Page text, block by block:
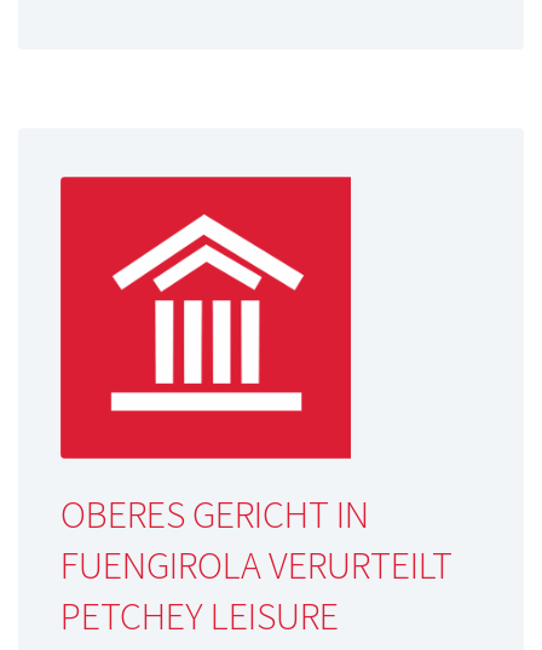
OBERES GERICHT IN
FUENGIROLA VERURTEILT
PETCHEY LEISURE